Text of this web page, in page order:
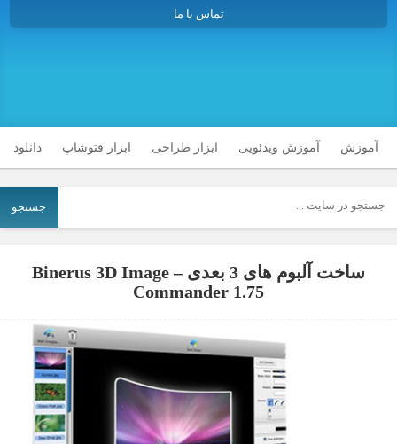
تماس با ما
آموزش آموزش ویدئویی ابزار طراحی ابزار فتوشاپ دانلود
جستجو
ساخت آلبوم های 3 بعدی – Binerus 3D Image
Commander 1.75